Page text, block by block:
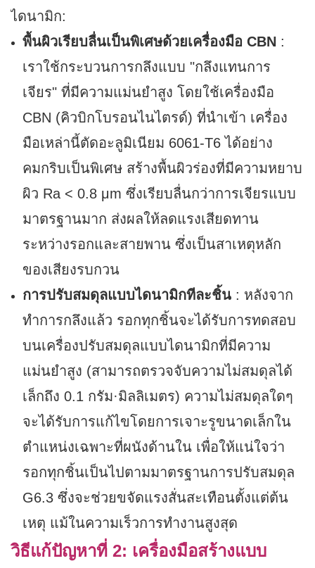
ไดนามิก:
พื้นผิวเรียบลื่นเป็นพิเศษด้วยเครื่องมือ CBN :
เราใช้กระบวนการกลึงแบบ "กลึงแทนการ
เจียร" ที่มีความแม่นยำสูง โดยใช้เครื่องมือ
CBN (คิวบิกโบรอนไนไตรด์) ที่นำเข้า เครื่อง
มือเหล่านี้ตัดอะลูมิเนียม 6061-T6 ได้อย่าง
คมกริบเป็นพิเศษ สร้างพื้นผิวร่องที่มีความหยาบ
ผิว Ra < 0.8 μm ซึ่งเรียบลื่นกว่าการเจียรแบบ
มาตรฐานมาก ส่งผลให้ลดแรงเสียดทาน
ระหว่างรอกและสายพาน ซึ่งเป็นสาเหตุหลัก
ของเสียงรบกวน
การปรับสมดุลแบบไดนามิกทีละชิ้น: หลังจาก
ทำการกลึงแล้ว รอกทุกชิ้นจะได้รับการทดสอบ
บนเครื่องปรับสมดุลแบบไดนามิกที่มีความ
แม่นยำสูง (สามารถตรวจจับความไม่สมดุลได้
เล็กถึง 0.1 กรัม·มิลลิเมตร) ความไม่สมดุลใดๆ
จะได้รับการแก้ไขโดยการเจาะรูขนาดเล็กใน
ตำแหน่งเฉพาะที่ผนังด้านใน เพื่อให้แน่ใจว่า
รอกทุกชิ้นเป็นไปตามมาตรฐานการปรับสมดุล
G6.3 ซึ่งจะช่วยขจัดแรงสั่นสะเทือนตั้งแต่ต้น
เหตุ แม้ในความเร็วการทำงานสูงสุด
วิธีแก้ปัญหาที่ 2: เครื่องมือสร้างแบบ